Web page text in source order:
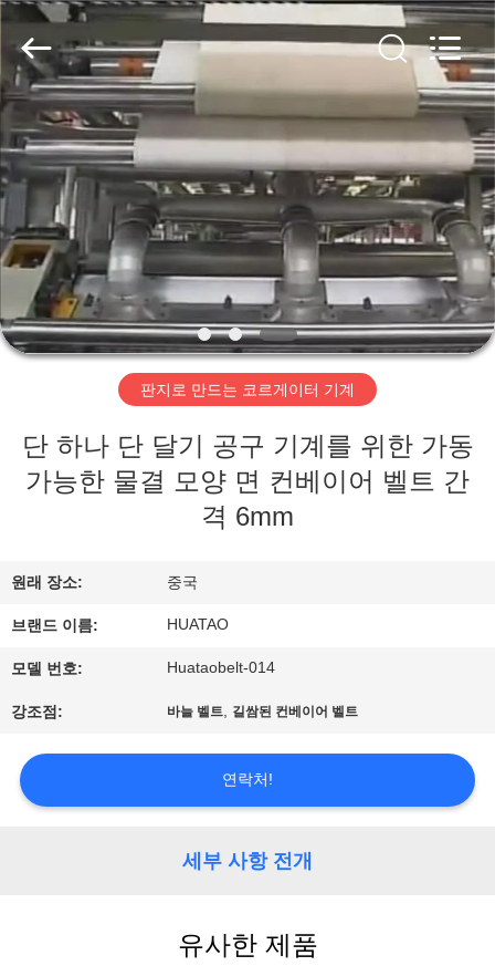
집
제
품
우
리
대
하
공
장
여
행
2020
HUATAO
LOVER
LTD.
All
Rights
Reserved.
판지로 만드는 코르게이터 기계
단 하나 단 달기 공구 기계를 위한 가동
가능한 물결 모양 면 컨베이어 벨트 간
격 6mm
원래 장소: 중국
브랜드 이름: HUATAO
모델 번호: Huataobelt-014
강조점: 바늘 벨트, 길쌈된 컨베이어 벨트
연락처!
세부 사항 전개
유사한 제품